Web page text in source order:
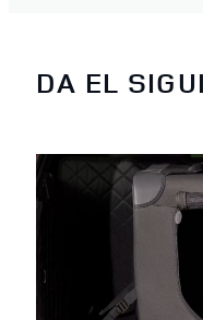
DA EL